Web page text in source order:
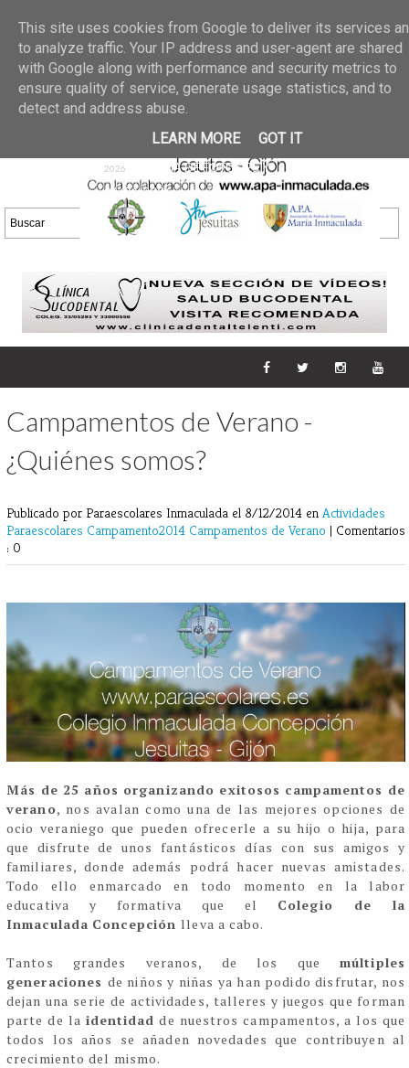
02 jun 2026
GALERIA DE FOTOS
30/05/2026
25 may 2026
GALERIA
DE FOTOS 23/05/2026
20 may
2026
GALERIA DE FOTOS
16/05/2026
DE FOTOS 09/05/2026
28 abr
2026
GALERIA DE FOTOS 25 Y
26/04/2026
Campamentos de Verano -
¿Quiénes somos?
Publicado por Paraescolares Inmaculada el 8/12/2014 en Actividades
Paraescolares Campamento2014 Campamentos de Verano | Comentarios
: 0
Más de 25 años organizando exitosos campamentos de
verano, nos avalan como una de las mejores opciones de
ocio veraniego que pueden ofrecerle a su hijo o hija, para
que disfrute de unos fantásticos días con sus amigos y
familiares, donde además podrá hacer nuevas amistades.
Todo ello enmarcado en todo momento en la labor
educativa y formativa que el Colegio de la
Inmaculada Concepción lleva a cabo.
Tantos grandes veranos, de los quemúltiples
generaciones de niños y niñas ya han podido disfrutar, nos
dejan una serie de actividades, talleres y juegos que forman
parte de la identidad de nuestros campamentos, a los que
todos los años se añaden novedades que contribuyen al
crecimiento del mismo.
This site uses cookies from Google to deliver its services
to analyze traffic. Your IP address and user-agent are shared
with Google along with performance and security metrics to
ensure quality of service, generate usage statistics, and to
detect and address abuse.
LEARN MORE
GOT IT